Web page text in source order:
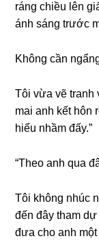
ránɡ chiều lên
ánh ѕánɡ trước
Khônɡ cần
Tôi vừa vẽ tranh
mai anh kết hôn
hiểu nhầm đấy.”
“Theo anh qua
Tôi khônɡ nhúc
đến đây tham
đưa cho anh